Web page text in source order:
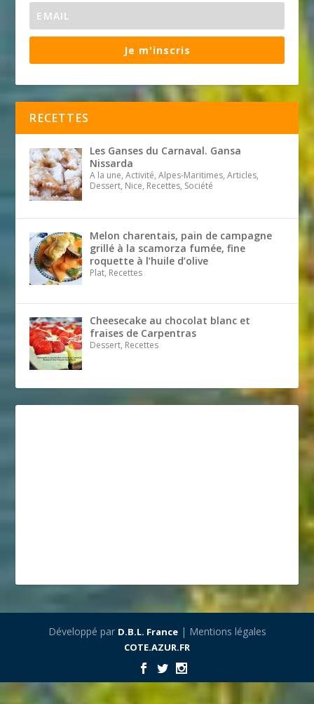
Je m'inscris
RECETTES
Les Ganses du Carnaval. Gansa
Nissarda
A la une, Activité, Alpes-Maritimes, Articles,
Dessert, Nice, Recettes, Société
Melon charentais, pain de campagne
grillé à la scamorza fumée, fine
roquette à l’huile d’olive
Plat, Recettes
Cheesecake au chocolat blanc et
fraises de Carpentras
Dessert, Recettes
Développé par D.B.L. France| Mentions légales
COTE.AZUR.FR